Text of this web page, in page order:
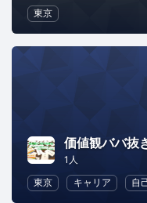
東京
価値観ババ抜
1人
東京
キャリア 自